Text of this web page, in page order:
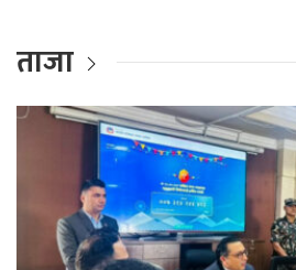
ताजा